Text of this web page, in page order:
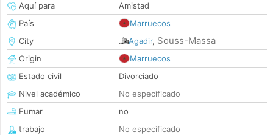
Aquí para
Amistad
País
Marruecos
City
Agadir, Souss-Massa
Origin
Marruecos
Estado civil
Divorciado
Nivel académico
No especificado
Fumar
no
trabajo
No especificado